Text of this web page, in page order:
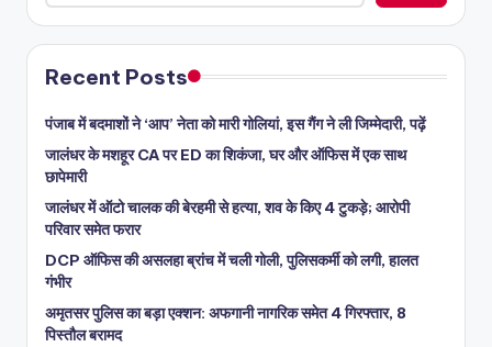
Recent Posts
पंजाब में बदमाशों ने ‘आप’ नेता को मारी गोलियां, इस गैंग ने ली जिम्मेदारी, पढ़ें
जालंधर के मशहूर CA पर ED का शिकंजा, घर और ऑफिस में एक साथ
छापेमारी
जालंधर में ऑटो चालक की बेरहमी से हत्या, शव के किए 4 टुकड़े; आरोपी
परिवार समेत फरार
DCP ऑफिस की असलहा ब्रांच में चली गोली, पुलिसकर्मी को लगी, हालत
गंभीर
अमृतसर पुलिस का बड़ा एक्शन: अफगानी नागरिक समेत 4 गिरफ्तार, 8
पिस्तौल बरामद